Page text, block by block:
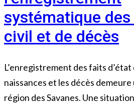
systématique des
civil et de décès
L’enregistrement des faits
naissances et les décès
région des Savanes. Une